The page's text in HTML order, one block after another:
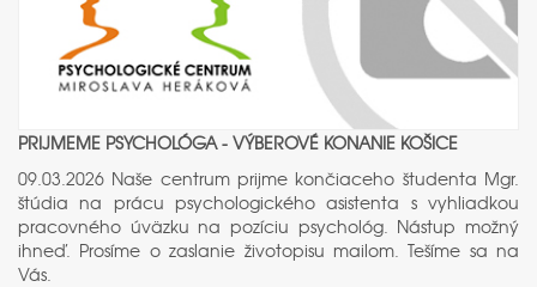
PRIJMEME PSYCHOLÓGA - VÝBEROVÉ KONANIE KOŠICE
09.03.2026 Naše centrum prijme končiaceho študenta Mgr.
štúdia na prácu psychologického asistenta s vyhliadkou
pracovného úväzku na pozíciu psychológ. Nástup možný
ihneď. Prosíme o zaslanie životopisu mailom. Tešíme sa na
Vás.